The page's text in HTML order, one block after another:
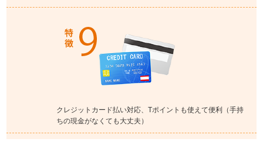
クレジットカード払い対応、Tポイントも使えて便利（手持
ちの現金がなくても大丈夫）